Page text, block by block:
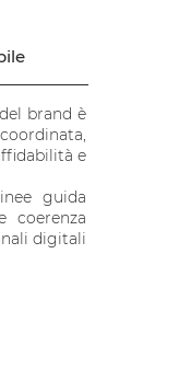
brand è
e
guida
coerenza
digitali